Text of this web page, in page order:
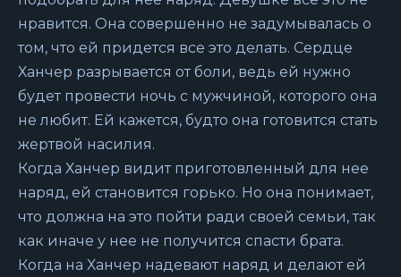
нравится. Она совершенно не задумывалась о
том, что ей придется все это делать. Сердце
Ханчер разрывается от боли, ведь ей нужно
будет провести ночь с мужчиной, которого она
не любит. Ей кажется, будто она готовится стать
жертвой насилия.
Когда Ханчер видит приготовленный для нее
наряд, ей становится горько. Но она понимает,
что должна на это пойти ради своей семьи, так
как иначе у нее не получится спасти брата.
Когда на Ханчер надевают наряд и делают ей